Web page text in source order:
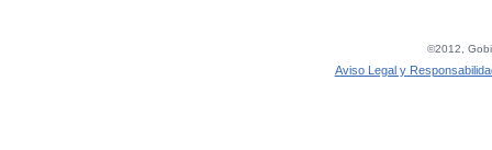
©2012,
Aviso Legal y